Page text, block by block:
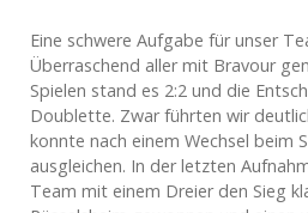
Eine schwere Aufgabe für unser
Überraschend aller mit Bravour
Spielen stand es 2:2 und die
Doublette. Zwar führten wir
konnte nach einem Wechsel beim
ausgleichen. In der letzten
Team mit einem Dreier den Sieg